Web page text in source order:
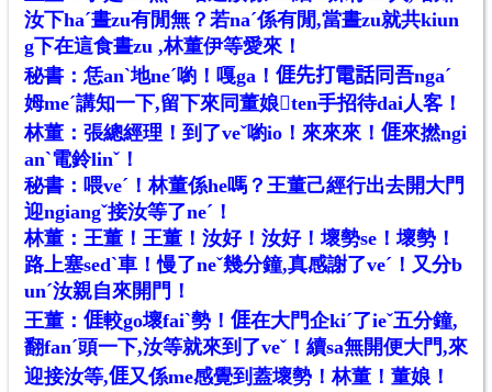
汝下haˊ晝zu有閒無？若naˊ係有閒,當晝zu就共kiun
g下在這食晝zu ,林董伊等愛來！
秘書：恁anˋ地neˊ喲！嘎ga！𠊎先打電話同吾ngaˊ
姆meˊ講知一下,留下來同董娘𢯭ten手招待dai人客！
林董：張總經理！到了veˇ喲io！來來來！𠊎來撚ngi
anˋ電鈴linˇ！
秘書：喂veˊ！林董係he嗎？王董己經行出去開大門
迎ngiangˇ接汝等了neˊ！
林董：王董！王董！汝好！汝好！壞勢se！壞勢！
路上塞sedˋ車！慢了neˇ幾分鐘,真感謝了veˊ！又分b
unˊ汝親自來開門！
王董：𠊎較go壞faiˋ勢！𠊎在大門企kiˊ了ieˇ五分鐘,
翻fanˊ頭一下,汝等就來到了veˇ！續sa無開便大門,來
迎接汝等,𠊎又係me感覺到蓋壞勢！林董！董娘！